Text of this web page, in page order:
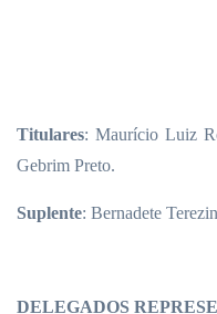
Titulares: Maurício Luiz
Gebrim Preto.
Suplente: Bernadete
DELEGADOS